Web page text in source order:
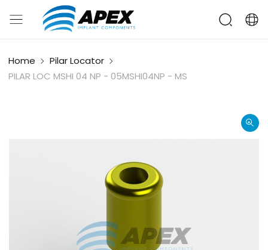
Home
Pilar Locator
PILAR LOC MSHI 04 NP - 05MSHI04NP - MS